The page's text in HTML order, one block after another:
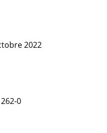
2022
0